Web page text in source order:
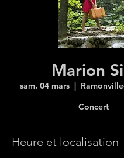
Marion
sam. 04 mars
  |
Concert
Heure et localisation